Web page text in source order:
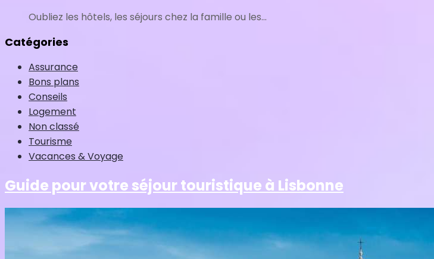
Oubliez les hôtels, les séjours chez la famille ou les...
Catégories
Assurance
Bons plans
Conseils
Logement
Non classé
Tourisme
Vacances & Voyage
Guide pour votre séjour touristique à Lisbonne